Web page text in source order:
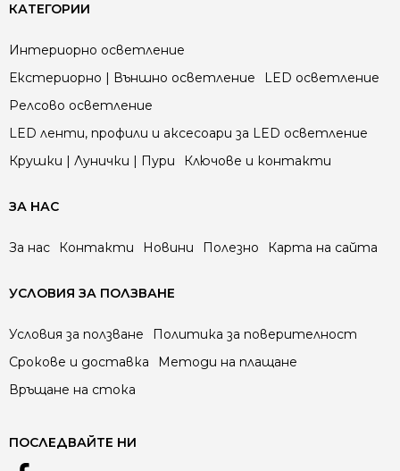
КАТЕГОРИИ
Интериорно осветление
Екстериорно | Външно осветление
LED осветление
Релсово осветление
LED ленти, профили и аксесоари за LED осветление
Крушки | Лунички | Пури
Ключове и контакти
ЗА НАС
За нас Контакти Новини Полезно Карта на сайта
УСЛОВИЯ ЗА ПОЛЗВАНЕ
Условия за ползване
Политика за поверителност
Срокове и доставка
Методи на плащане
Връщане на стока
ПОСЛЕДВАЙТЕ НИ